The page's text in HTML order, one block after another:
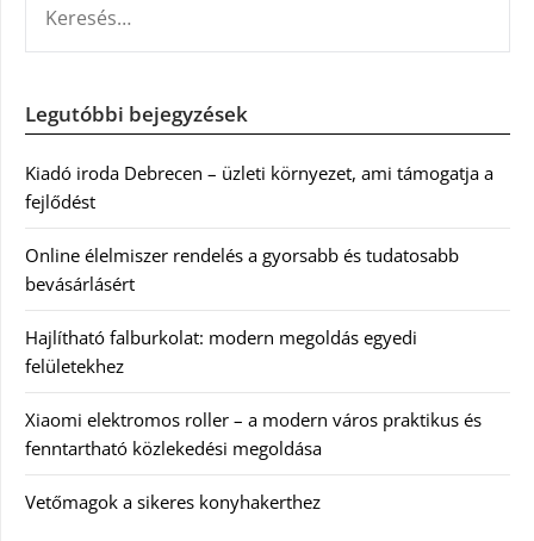
Legutóbbi bejegyzések
Kiadó iroda Debrecen – üzleti környezet, ami támogatja a
fejlődést
Online élelmiszer rendelés a gyorsabb és tudatosabb
bevásárlásért
Hajlítható falburkolat: modern megoldás egyedi
felületekhez
Xiaomi elektromos roller – a modern város praktikus és
fenntartható közlekedési megoldása
Vetőmagok a sikeres konyhakerthez